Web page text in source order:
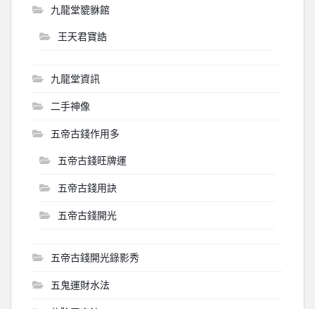
九龍堂貔貅館
王天君寶誥
九龍堂資訊
二手神像
五帝古錢作用多
五帝古錢旺牌運
五帝古錢用訣
五帝古錢開光
五帝古錢開光錄影秀
五鬼運財水法